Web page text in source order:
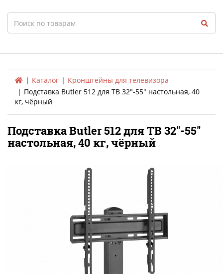
Search
Каталог
Кронштейны для телевизора
Подставка Butler 512 для ТВ 32"-55" настольная, 40
кг, чёрный
Подставка Butler 512 для ТВ 32"-55"
настольная, 40 кг, чёрный